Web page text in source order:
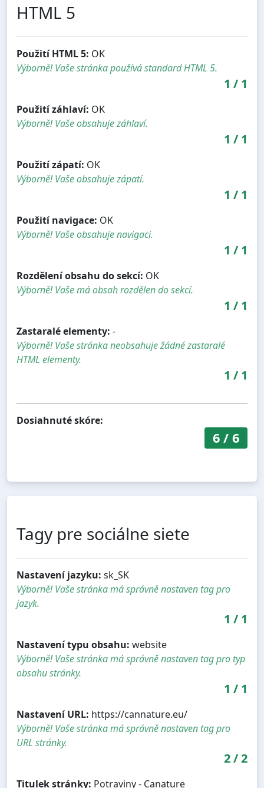
HTML 5
Použití HTML 5: OK
Výborně! Vaše stránka používá standard HTML 5.
1 / 1
Použití záhlaví: OK
Výborně! Vaše obsahuje záhlaví.
1 / 1
Použití zápatí: OK
Výborně! Vaše obsahuje zápatí.
1 / 1
Použití navigace: OK
Výborně! Vaše obsahuje navigaci.
1 / 1
Rozdělení obsahu do sekcí: OK
Výborně! Vaše má obsah rozdělen do sekcí.
1 / 1
Zastaralé elementy: -
Výborně! Vaše stránka neobsahuje žádné zastaralé
HTML elementy.
1 / 1
Dosiahnuté skóre:
6/ 6
Tagy pre sociálne siete
Nastavení jazyku: sk_SK
Výborně! Vaše stránka má správně nastaven tag pro
jazyk.
1 / 1
Nastavení typu obsahu: website
Výborně! Vaše stránka má správně nastaven tag pro typ
obsahu stránky.
1 / 1
Nastavení URL: https://cannature.eu/
Výborně! Vaše stránka má správně nastaven tag pro
URL stránky.
2/2
Titulek stránky: Potraviny - Canature